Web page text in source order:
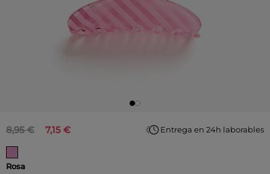
7,15 €
8,95 €
Rosa
Entrega en 24h laborables